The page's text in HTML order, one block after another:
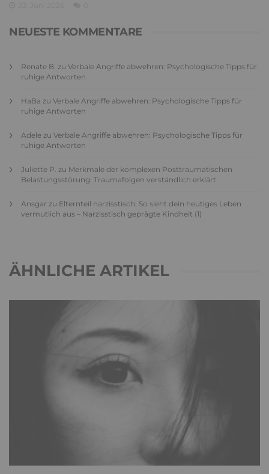
NEUESTE KOMMENTARE
Renate B. zu Verbale Angriffe abwehren: Psychologische Tipps für
ruhige Antworten
HaBa zu Verbale Angriffe abwehren: Psychologische Tipps für
ruhige Antworten
Adele zu Verbale Angriffe abwehren: Psychologische Tipps für
ruhige Antworten
Juliette P. zu Merkmale der komplexen Posttraumatischen
Belastungsstörung: Traumafolgen verständlich erklärt
Ansgar zu Elternteil narzisstisch: So sieht dein heutiges Leben
vermutlich aus – Narzisstisch geprägte Kindheit (1)
ÄHNLICHE ARTIKEL